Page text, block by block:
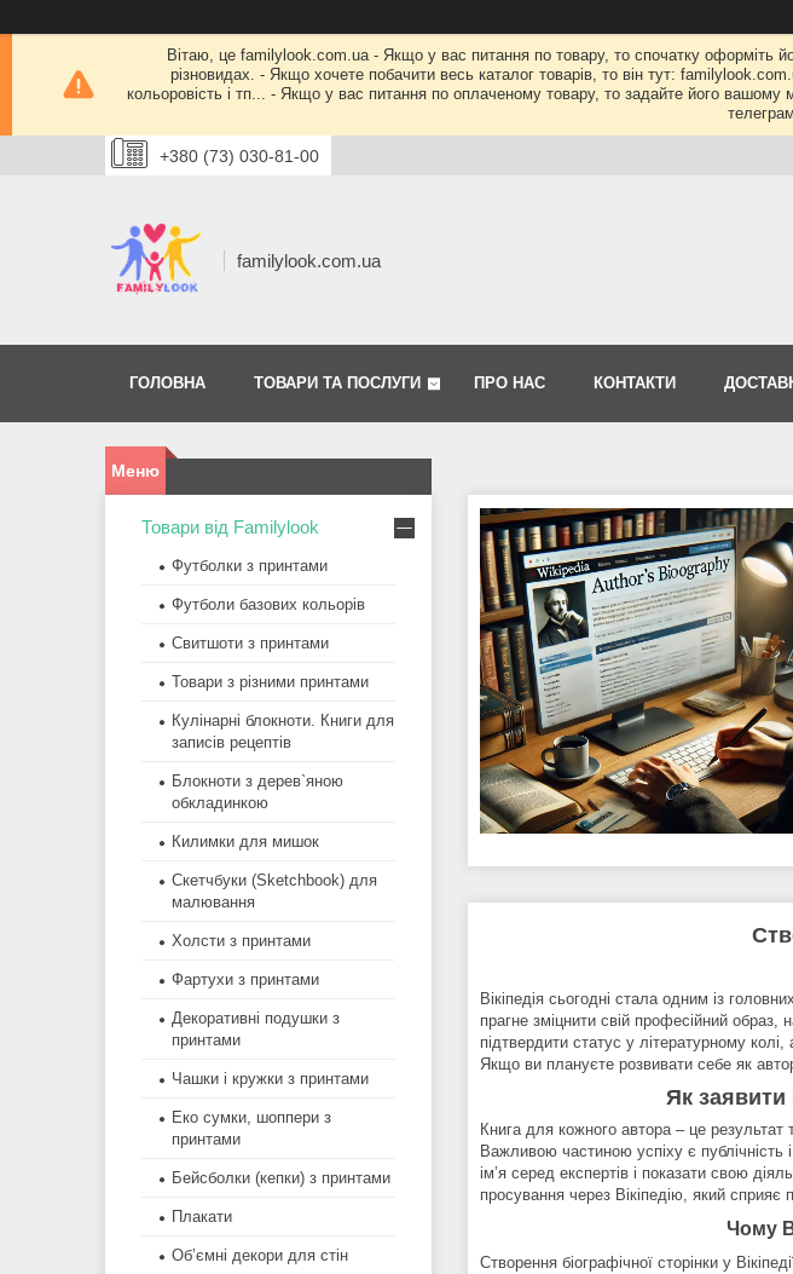
Вітаю, це familylook.com.ua - Якщо у вас питання по товару, то спочатку оформіть
різновидах. - Якщо хочете побачити весь каталог товарів, то він тут:
кольоровість і тп... - Якщо у вас питання по оплаченому товару, то задайте його
+380 (73) 030-81-00
familylook.com.ua
ГОЛОВНА ТОВАРИ ТА ПОСЛУГИ ПРО НАС КОНТАКТИ
Вікіпедія сьогодні стала одним із
прагне зміцнити свій професійний образ,
підтвердити статус у літературному
Якщо ви плануєте розвивати себе як
Як заявити
Книга для кожного автора – це результат
Важливою частиною успіху є
ім’я серед експертів і показати свою
просування через Вікіпедію, який сприяє
Чому
Створення біографічної сторінки у
Товари від Familylook
Футболки з принтами
Футболи базових кольорів
Свитшоти з принтами
Товари з різними принтами
Кулінарні блокноти. Книги для
записів рецептів
Блокноти з дерев`яною
обкладинкою
Килимки для мишок
Скетчбуки (Sketchbook) для
малювання
Холсти з принтами
Фартухи з принтами
Декоративні подушки з
принтами
Чашки і кружки з принтами
Еко сумки, шоппери з
принтами
Бейсболки (кепки) з принтами
Плакати
Об’ємні декори для стін